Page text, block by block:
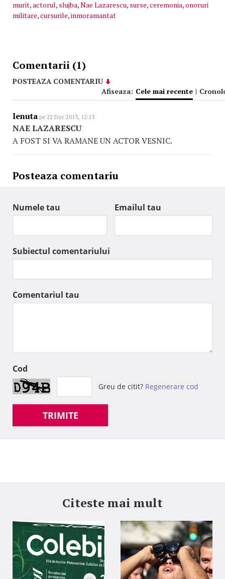
murit,actorul, slujba,Nae Lazarescu, surse,ceremonia,onoruri
militare,cursurile,inmoramantat
Comentarii (1)
POSTEAZA COMENTARIU
Afiseaza: Cele mai recente |
lenuta pe 22 Dec 2013, 12:13
NAE LAZARESCU
A FOST SI VA RAMANE UN ACTOR VESNIC.
Posteaza comentariu
Numele tau Emailul tau
Subiectul comentariului
Comentariul tau
Cod
Greu de citit? Regenerare cod
TRIMITE
Citeste mai mult